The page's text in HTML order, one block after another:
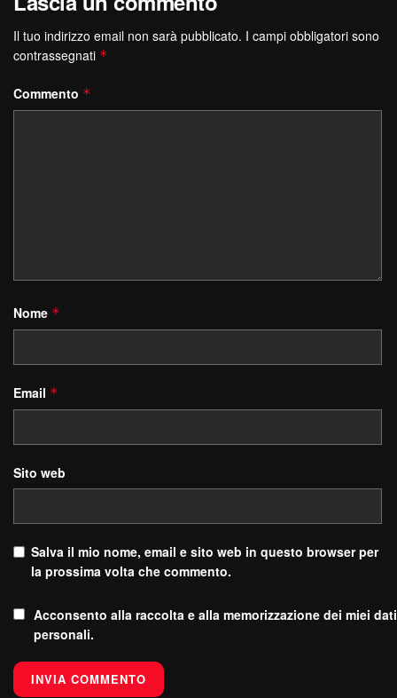
Il tuo indirizzo email non sarà pubblicato. I campi obbligatori sono
contrassegnati *
Commento *
Nome *
Email *
Sito web
Salva il mio nome, email e sito web in questo browser per
la prossima volta che commento.
Acconsento alla raccolta e alla memorizzazione dei miei dati
personali.